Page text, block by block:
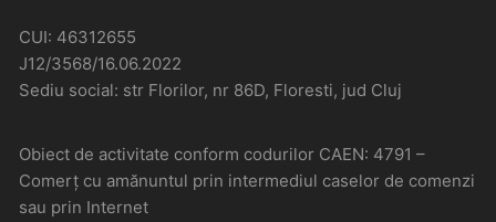
CUI: 46312655
J12/3568/16.06.2022
Sediu social: str Florilor, nr 86D, Floresti, jud Cluj
Obiect de activitate conform codurilor CAEN: 4791 –
Comerţ cu amănuntul prin intermediul caselor de comenzi
sau prin Internet